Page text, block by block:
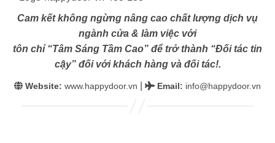
Cam kết không ngừng nâng cao chất lượng dịch vụ
ngành cửa & làm việc với
tôn chỉ “Tâm Sáng Tầm Cao” để trở thành “Đối tác tin
cậy” đối với khách hàng và đối tác!.
Website: www.happydoor.vn Email: info@happydoor.vn